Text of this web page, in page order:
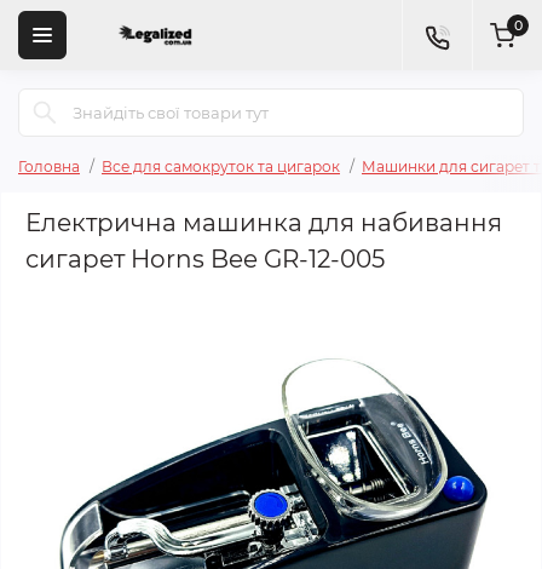
0
Головна Все для самокруток та цигарок Машинки для сигарет
Електрична машинка для набивання
сигарет Horns Bee GR-12-005